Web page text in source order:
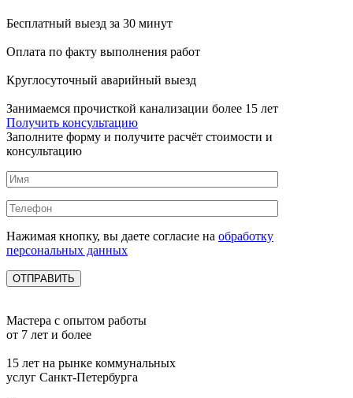
Бесплатный выезд за 30 минут
Оплата по факту выполнения работ
Круглосуточный аварийный выезд
Занимаемся прочисткой канализации более 15 лет
Получить консультацию
Заполните форму и получите расчёт стоимости и
консультацию
Нажимая кнопку, вы даете согласие на обработку
персональных данных
Мастера с опытом работы
от 7 лет и более
15 лет на рынке коммунальных
услуг Санкт-Петербурга